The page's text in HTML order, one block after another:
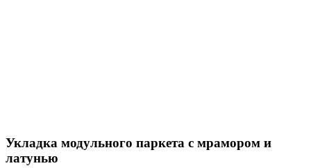
Укладка модульного паркета с мрамором и
латунью